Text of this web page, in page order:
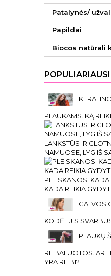
Patalynės/
Papildai
Biocos natūrali
PLAUKAMS. KĄ
LANKSTŪS IR
NAMUOSE, LYG IŠ
PLEISKANOS.
KADA REIKIA
GALVOS
KODĖL JIS
PLAUKŲ
RIEBALUOTOS. AR
YRA RIEBI?